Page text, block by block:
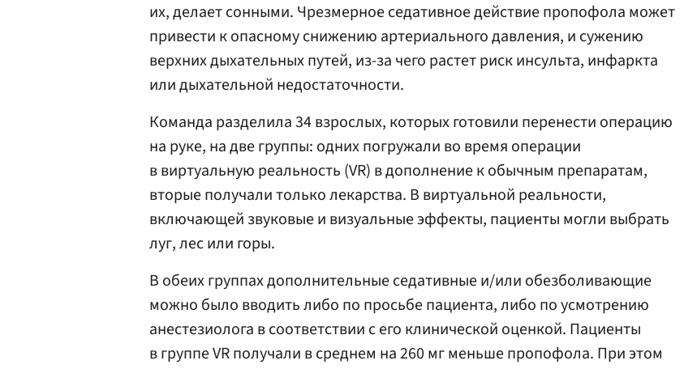
их, делает сонными. Чрезмерное седативное действие пропофола может
привести к опасному снижению артериального давления, и сужению
верхних дыхательных путей, из-за чего растет риск инсульта, инфаркта
или дыхательной недостаточности.
Команда разделила 34 взрослых, которых готовили перенести операцию
на руке, на две группы: одних погружали во время операции
в виртуальную реальность (VR) в дополнение к обычным препаратам,
вторые получали только лекарства. В виртуальной реальности,
включающей звуковые и визуальные эффекты, пациенты могли выбрать
луг, лес или горы.
В обеих группах дополнительные седативные и/или обезболивающие
можно было вводить либо по просьбе пациента, либо по усмотрению
анестезиолога в соответствии с его клинической оценкой. Пациенты
в группе VR получали в среднем на 260 мг меньше пропофола. При этом